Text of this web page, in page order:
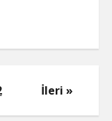
İleri